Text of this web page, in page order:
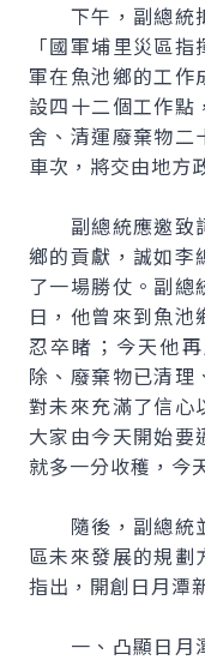
下午，副總統
「國軍埔里災區
軍在魚池鄉的工
設四十二個工作點
舍、清運廢棄物二
車次，將交由地方
副總統應邀致
鄉的貢獻，誠如李
了一場勝仗。副總
日，他曾來到魚池
忍卒睹；今天他
除、廢棄物已清理
對未來充滿了信心
大家由今天開始要
就多一分收穫，今
隨後，副總統
區未來發展的規劃
指出，開創日月潭
一、凸顯日月